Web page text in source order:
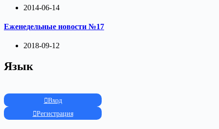
2014-06-14
Еженедельные новости №17
2018-09-12
Язык
Вход
Регистрация